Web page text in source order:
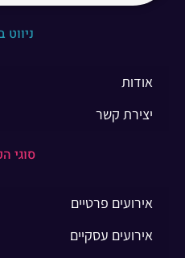
אודות
יצירת קשר
סוגי
אירועים פרטיים
אירועים עסקיים